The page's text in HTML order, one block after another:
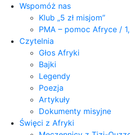
Wspomóż nas
Klub „5 zł misjom”
PMA – pomoc Afryce /
Czytelnia
Głos Afryki
Bajki
Legendy
Poezja
Artykuły
Dokumenty misyjne
Święci z Afryki